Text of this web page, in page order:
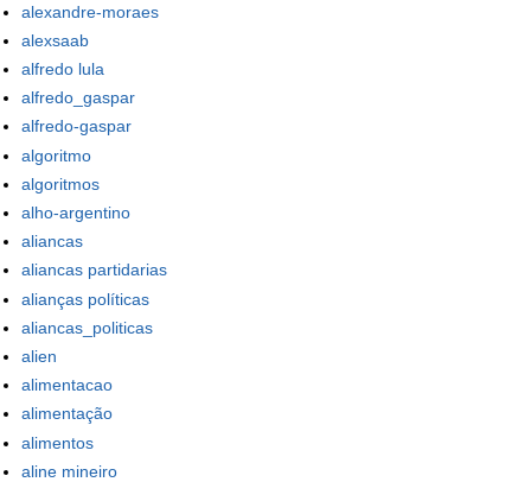
alexandre-moraes
alexsaab
alfredo lula
alfredo_gaspar
alfredo-gaspar
algoritmo
algoritmos
alho-argentino
aliancas
aliancas partidarias
alianças políticas
aliancas_politicas
alien
alimentacao
alimentação
alimentos
aline mineiro